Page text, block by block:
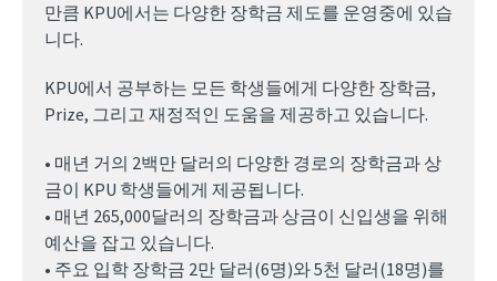
만큼 KPU에서는 다양한 장학금 제도를 운영중에 있습
니다.
KPU에서 공부하는 모든 학생들에게 다양한 장학금,
Prize, 그리고 재정적인 도움을 제공하고 있습니다.
• 매년 거의 2백만 달러의 다양한 경로의 장학금과 상
금이 KPU 학생들에게 제공됩니다.
• 매년 265,000달러의 장학금과 상금이 신입생을 위해
예산을 잡고 있습니다.
• 주요 입학 장학금 2만 달러(6명)와 5천 달러(18명)를